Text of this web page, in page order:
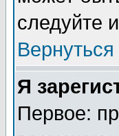
следуйте
Я
Первое: